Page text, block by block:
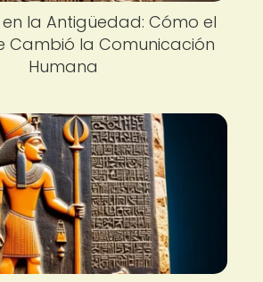
la Antigüedad: Cómo el
Cambió la Comunicación
Humana